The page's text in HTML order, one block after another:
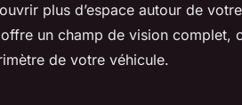
plus d’espace autour de
un champ de vision complet,
de votre véhicule.